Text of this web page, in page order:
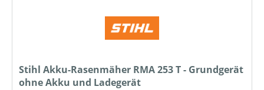
Stihl Akku-Rasenmäher RMA 253 T - Grundgerät
ohne Akku und Ladegerät